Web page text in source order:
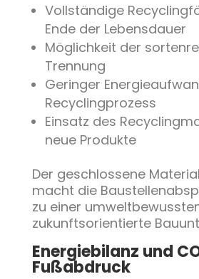
Vollständige
Ende der Lebensdauer
Möglichkeit der
Trennung
Geringer
Recyclingprozess
Einsatz des
neue Produkte
Der geschlossene
macht die
zu einer
zukunftsorientierte
Energiebilanz und
Fußabdruck